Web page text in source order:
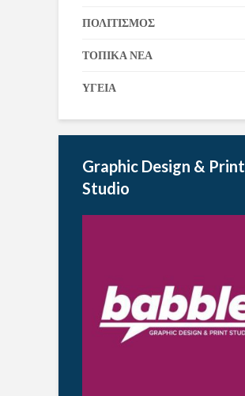
ΠΟΛΙΤΙΣΜΟΣ
ΤΟΠΙΚΑ ΝΕΑ
ΥΓΕΙΑ
Graphic Design & Print
Studio